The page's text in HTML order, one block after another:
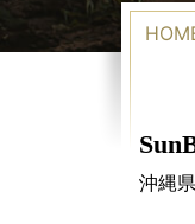
沖縄